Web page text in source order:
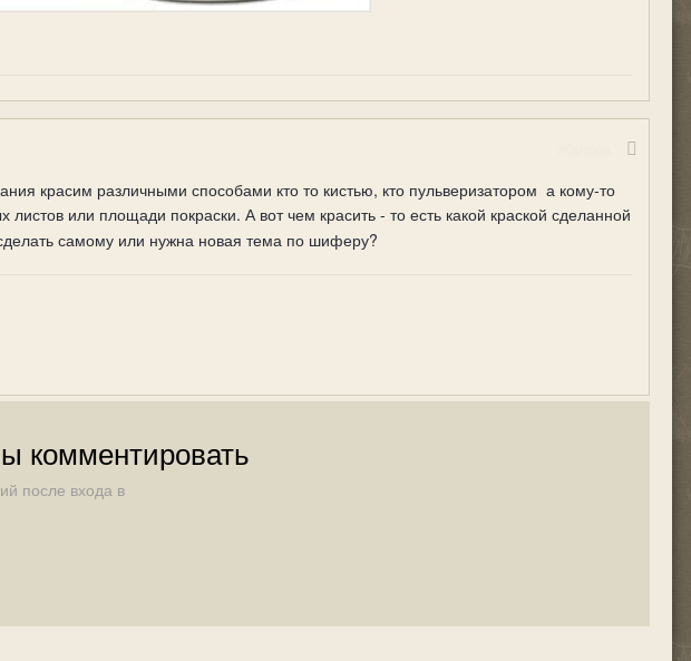
красим различными способами кто то кистью, кто пульверизатором а кому-то
листов или площади покраски. А вот чем красить - то есть какой краской сделанной
самому или нужна новая тема по шиферу?
комментировать
после входа в